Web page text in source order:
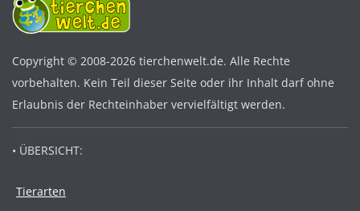
Copyright © 2008-2026 tierchenwelt.de. Alle Rechte
vorbehalten. Kein Teil dieser Seite oder ihr Inhalt darf ohne
Erlaubnis der Rechteinhaber vervielfältigt werden.
• ÜBERSICHT:
Tierarten